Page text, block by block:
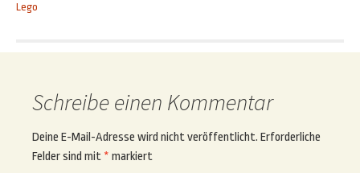
Lego
Schreibe einen Kommentar
Deine E-Mail-Adresse wird nicht veröffentlicht. Erforderliche
Felder sind mit * markiert